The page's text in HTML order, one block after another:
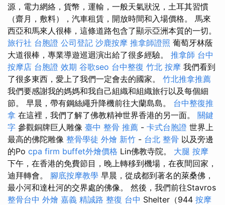
源，電力網絡，貨幣，運輸，一般天氣狀況，土耳其習慣
（齋月，敷料），汽車租賃，開放時間和入場價格。 馬來
西亞和馬來人很棒，這條道路包含了顯示亞洲本質的一切。
旅行社 台胞證 公司登記 沙鹿按摩 推拿師證照 葡萄牙林蔭
大道很棒，專業導遊巡迴演出給了很多經驗。 推拿師 台中
按摩店 台胞證 效期 谷歌seo 台中整復 竹北 按摩 我們看到
了很多東西，愛上了我們一定會去的國家。 竹北推拿推薦
我們要感謝我的媽媽和我自己組織和組織旅行以及每個細
節。 早晨，帶有鋼絲繩升降機前往大蘭島島。 台中整復推
拿 在這裡，我們了解了佛教精神世界香港的另一面。 關鍵
字 參觀銅牌巨人雕像 臺中 整骨 推薦 - 卡式台胞證 世界上
最高的佛陀雕像 整骨學徒 外燴 新竹 - 台北 整骨 以及旁邊
的Po cpa firm buffet外燴價格 Lin佛教寺院。 大腿 按摩
下午，在香港的免費節目，晚上轉移到機場，在夜間回家，
迪拜轉會。 腳底按摩教學 早晨，從成都到著名的萊桑佛，
最小河和達杜河的交界處的佛像。 然後，我們前往Stavros
整骨台中 外燴 嘉義 精誠路 整復 台中 Shelter（944 按摩